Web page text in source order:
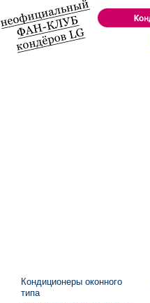
Кондиционеры оконного
типа